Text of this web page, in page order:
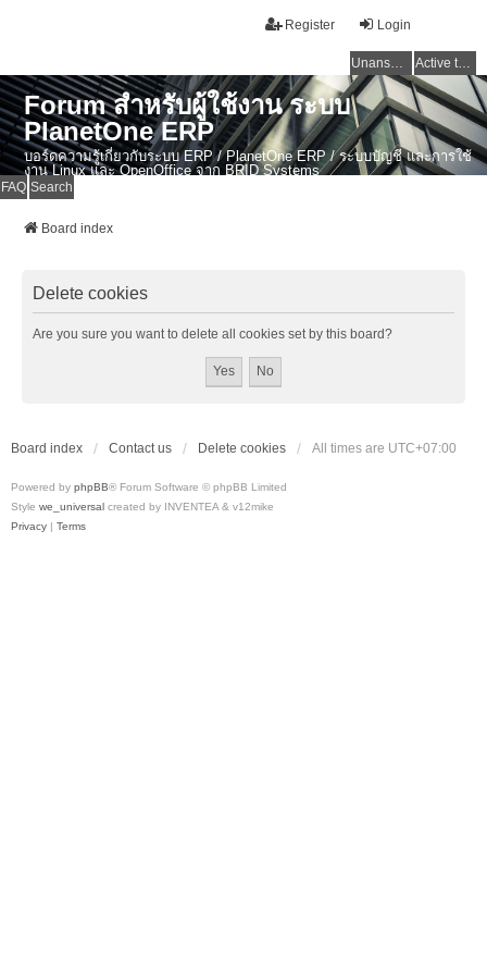
Login
Register
Unanswered topics Active topics
Forum สำหรับผู้ใช้งาน ระบบ
PlanetOne ERP
บอร์ดความรู้เกี่ยวกับระบบ ERP / PlanetOne ERP / ระบบบัญชี และการใช้
งาน Linux และ OpenOffice จาก BRID Systems
FAQ Search
Board index
Delete cookies
Are you sure you want to delete all cookies set by this board?
Board index Contact us Delete cookies All times are UTC+07:00
Powered by phpBB® Forum Software © phpBB Limited
Style we_universal created by INVENTEA & v12mike
Privacy | Terms